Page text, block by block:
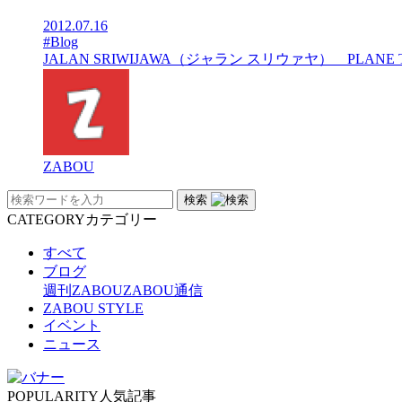
2012.07.16
#Blog
JALAN SRIWIJAWA（ジャラン スリウァヤ） PLANE
ZABOU
検索
CATEGORYカテゴリー
すべて
ブログ
週刊ZABOUZABOU通信
ZABOU STYLE
イベント
ニュース
POPULARITY 人気記事